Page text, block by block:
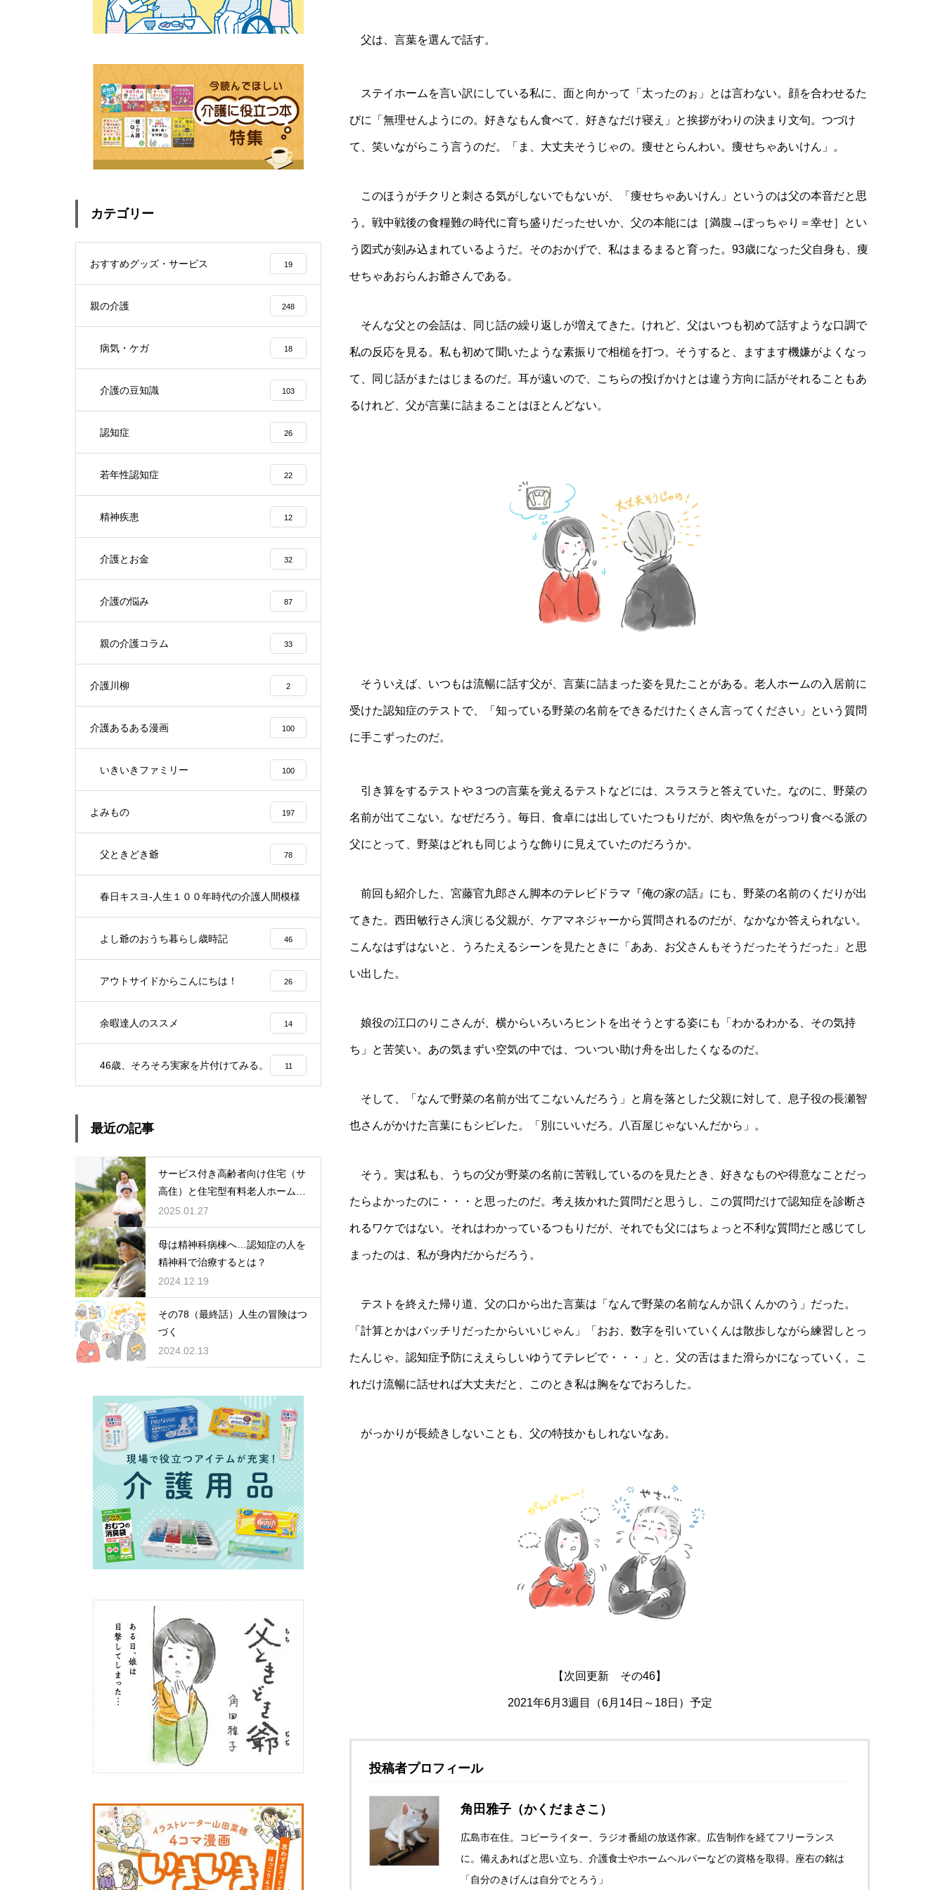
父は、言葉を選んで話す。
ステイホームを言い訳にしている私に、面と向かって「太ったのぉ」とは言わない。顔を合わせるた
びに「無理せんようにの。好きなもん食べて、好きなだけ寝え」と挨拶がわりの決まり文句。つづけ
て、笑いながらこう言うのだ。「ま、大丈夫そうじゃの。痩せとらんわい。痩せちゃあいけん」。
このほうがチクリと刺さる気がしないでもないが、「痩せちゃあいけん」というのは父の本音だと思
う。戦中戦後の食糧難の時代に育ち盛りだったせいか、父の本能には［満腹→ぽっちゃり＝幸せ］とい
う図式が刻み込まれているようだ。そのおかげで、私はまるまると育った。93歳になった父自身も、痩
せちゃあおらんお爺さんである。
そんな父との会話は、同じ話の繰り返しが増えてきた。けれど、父はいつも初めて話すような口調で
私の反応を見る。私も初めて聞いたような素振りで相槌を打つ。そうすると、ますます機嫌がよくなっ
て、同じ話がまたはじまるのだ。耳が遠いので、こちらの投げかけとは違う方向に話がそれることもあ
るけれど、父が言葉に詰まることはほとんどない。
そういえば、いつもは流暢に話す父が、言葉に詰まった姿を見たことがある。老人ホームの入居前に
受けた認知症のテストで、「知っている野菜の名前をできるだけたくさん言ってください」という質問
に手こずったのだ。
引き算をするテストや３つの言葉を覚えるテストなどには、スラスラと答えていた。なのに、野菜の
名前が出てこない。なぜだろう。毎日、食卓には出していたつもりだが、肉や魚をがっつり食べる派の
父にとって、野菜はどれも同じような飾りに見えていたのだろうか。
前回も紹介した、宮藤官九郎さん脚本のテレビドラマ『俺の家の話』にも、野菜の名前のくだりが出
てきた。西田敏行さん演じる父親が、ケアマネジャーから質問されるのだが、なかなか答えられない。
こんなはずはないと、うろたえるシーンを見たときに「ああ、お父さんもそうだったそうだった」と思
い出した。
娘役の江口のりこさんが、横からいろいろヒントを出そうとする姿にも「わかるわかる、その気持
ち」と苦笑い。あの気まずい空気の中では、ついつい助け舟を出したくなるのだ。
そして、「なんで野菜の名前が出てこないんだろう」と肩を落とした父親に対して、息子役の長瀬智
也さんがかけた言葉にもシビレた。「別にいいだろ。八百屋じゃないんだから」。
そう。実は私も、うちの父が野菜の名前に苦戦しているのを見たとき、好きなものや得意なことだっ
たらよかったのに・・・と思ったのだ。考え抜かれた質問だと思うし、この質問だけで認知症を診断さ
れるワケではない。それはわかっているつもりだが、それでも父にはちょっと不利な質問だと感じてし
まったのは、私が身内だからだろう。
テストを終えた帰り道、父の口から出た言葉は「なんで野菜の名前なんか訊くんかのう」だった。
「計算とかはバッチリだったからいいじゃん」「おお、数字を引いていくんは散歩しながら練習しとっ
たんじゃ。認知症予防にええらしいゆうてテレビで・・・」と、父の舌はまた滑らかになっていく。こ
れだけ流暢に話せれば大丈夫だと、このとき私は胸をなでおろした。
がっかりが長続きしないことも、父の特技かもしれないなあ。
【次回更新 その46】
2021年6月3週目（6月14日～18日）予定
投稿者プロフィール
角田雅子（かくだまさこ）
広島市在住。コピーライター、ラジオ番組の放送作家。広告制作を経てフリーランス
に。備えあればと思い立ち、介護食士やホームヘルパーなどの資格を取得。座右の銘は
「自分のきげんは自分でとろう」
カテゴリー
おすすめグッズ・サービス 19
親の介護 248
病気・ケガ 18
介護の豆知識 103
認知症 26
若年性認知症 22
精神疾患 12
介護とお金 32
介護の悩み 87
親の介護コラム 33
介護川柳 2
介護あるある漫画 100
いきいきファミリー 100
よみもの 197
父ときどき爺 78
春日キスヨ-人生１００年時代の介護人間模様
よし爺のおうち暮らし歳時記 46
アウトサイドからこんにちは！ 26
余暇達人のススメ 14
46歳、そろそろ実家を片付けてみる。 11
最近の記事
サービス付き高齢者向け住宅（サ
高住）と住宅型有料老人ホーム：
どちらを選ぶ？
2025.01.27
母は精神科病棟へ…認知症の人を
精神科で治療するとは？
2024.12.19
その78（最終話）人生の冒険はつ
づく
2024.02.13